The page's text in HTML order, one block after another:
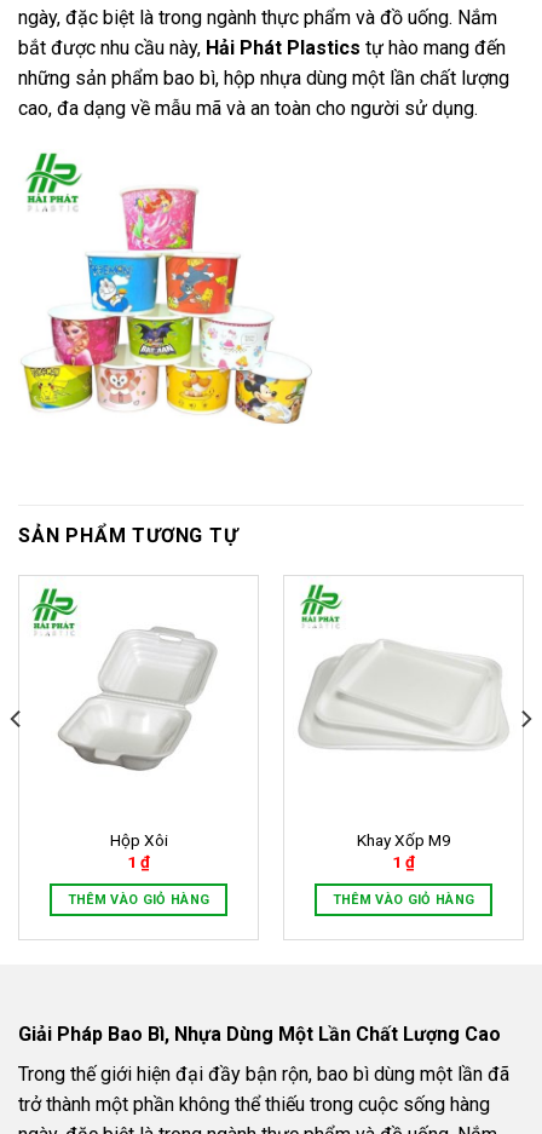
ngày, đặc biệt là trong ngành thực phẩm và đồ uống. Nắm
bắt được nhu cầu này, Hải Phát Plastics tự hào mang đến
những sản phẩm bao bì, hộp nhựa dùng một lần chất lượng
cao, đa dạng về mẫu mã và an toàn cho người sử dụng.
SẢN PHẨM TƯƠNG TỰ
Hộp Xôi
1 ₫
THÊM VÀO GIỎ HÀNG
Khay Xốp M9
1 ₫
THÊM VÀO GIỎ HÀNG
Giải Pháp Bao Bì, Nhựa Dùng Một Lần Chất Lượng Cao
Trong thế giới hiện đại đầy bận rộn, bao bì dùng một lần đã
trở thành một phần không thể thiếu trong cuộc sống hàng